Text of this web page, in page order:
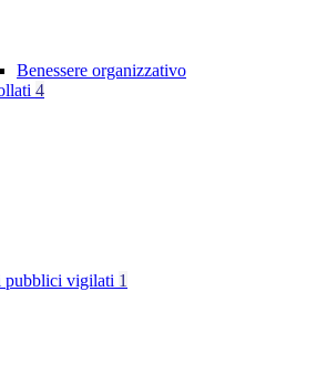
Benessere organizzativo
4
pubblici vigilati 1